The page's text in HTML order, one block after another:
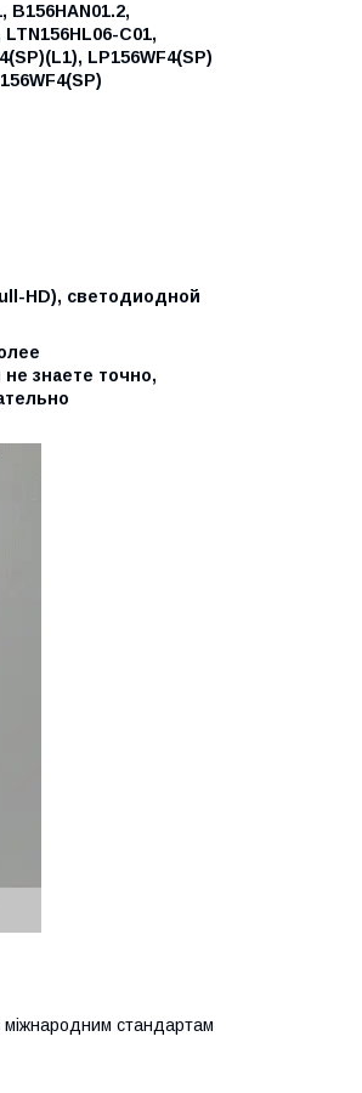
B156HAN01.2,
LTN156HL06-C01,
LP156WF4(SP)
HD), светодиодной
знаете точно,
міжнародним стандартам